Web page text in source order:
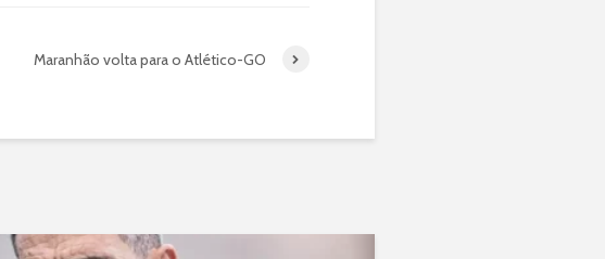
Maranhão volta para o Atlético-GO